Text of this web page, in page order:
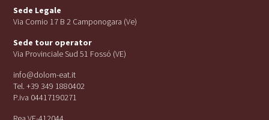
Sede Legale
Via Cornio 17 B 2 Camponogara (Ve)
Sede tour operator
Via Provinciale Sud 51 Fossó (VE)
info@dolom-eat.it
Tel. +39 349 1880402
P.iva 04417190271